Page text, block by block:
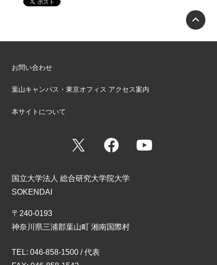
お問い合わせ
葉山キャンパス・東京オフィス アクセス案内
本サイトについて
Facebook
国立大学法人 総合研究大学院大学
SOKENDAI
〒240-0193
神奈川県三浦郡葉山町 湘南国際村
TEL: 046-858-1500 / 代表